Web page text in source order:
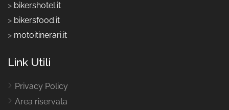
> bikershotel.it
> bikersfood.it
> motoitinerari.it
Link Utili
Privacy Policy
Area riservata